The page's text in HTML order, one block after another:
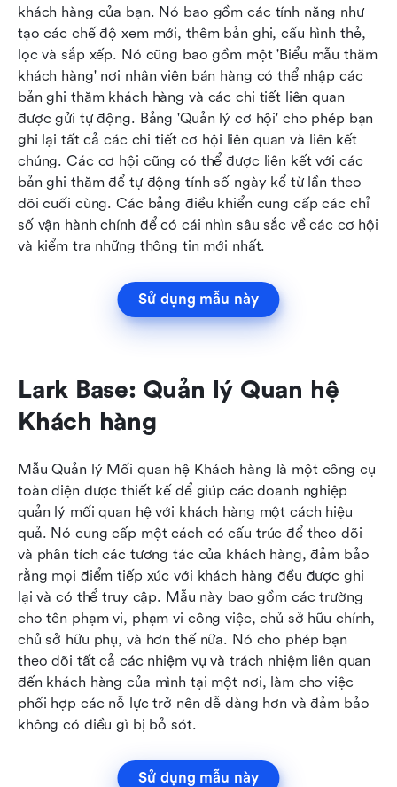
khách hàng của bạn. Nó bao gồm các tính năng như
tạo các chế độ xem mới, thêm bản ghi, cấu hình thẻ,
lọc và sắp xếp. Nó cũng bao gồm một 'Biểu mẫu thăm
khách hàng' nơi nhân viên bán hàng có thể nhập các
bản ghi thăm khách hàng và các chi tiết liên quan
được gửi tự động. Bảng 'Quản lý cơ hội' cho phép bạn
ghi lại tất cả các chi tiết cơ hội liên quan và liên kết
chúng. Các cơ hội cũng có thể được liên kết với các
bản ghi thăm để tự động tính số ngày kể từ lần theo
dõi cuối cùng. Các bảng điều khiển cung cấp các chỉ
số vận hành chính để có cái nhìn sâu sắc về các cơ hội
và kiểm tra những thông tin mới nhất.
Sử dụng mẫu này
Lark Base: Quản lý Quan hệ
Khách hàng
Mẫu Quản lý Mối quan hệ Khách hàng là một công cụ
toàn diện được thiết kế để giúp các doanh nghiệp
quản lý mối quan hệ với khách hàng một cách hiệu
quả. Nó cung cấp một cách có cấu trúc để theo dõi
và phân tích các tương tác của khách hàng, đảm bảo
rằng mọi điểm tiếp xúc với khách hàng đều được ghi
lại và có thể truy cập. Mẫu này bao gồm các trường
cho tên phạm vi, phạm vi công việc, chủ sở hữu chính,
chủ sở hữu phụ, và hơn thế nữa. Nó cho phép bạn
theo dõi tất cả các nhiệm vụ và trách nhiệm liên quan
đến khách hàng của mình tại một nơi, làm cho việc
phối hợp các nỗ lực trở nên dễ dàng hơn và đảm bảo
không có điều gì bị bỏ sót.
Sử dụng mẫu này